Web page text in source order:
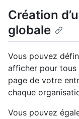
Création
globale
Vous pouvez
afficher pour tous
page de votre
chaque
Vous pouvez